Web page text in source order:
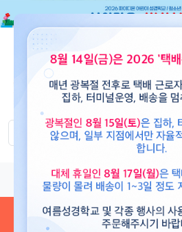
도서 뮤직 용품